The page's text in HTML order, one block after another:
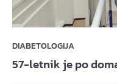
DIABETOLOGIJA
57-letnik je po